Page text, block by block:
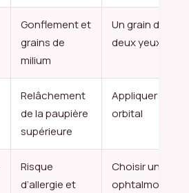
Gonflement et
grains de
milium
Un grain de riz
deux yeux
Relâchement
de la paupière
supérieure
Appliquer sur
orbital
Risque
d’allergie et
Choisir un soin